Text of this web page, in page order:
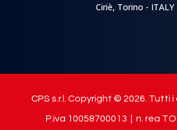
Ciriè, Torino - ITALY
CPS s.r.l. Copyright © 2026. Tutti
P.iva 10058700013 | n. rea